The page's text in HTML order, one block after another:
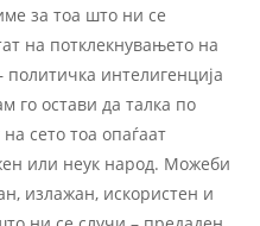
за тоа што ни се
на потклекнувањето на
интелигенција
го остави да талка по
сето тоа опаѓаат
или неук народ. Можеби
излажан, искористен и